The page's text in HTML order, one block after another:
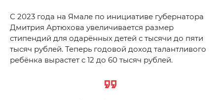
С 2023 года на Ямале по инициативе губернатора
Дмитрия Артюхова увеличивается размер
стипендий для одарённых детей с тысячи до пяти
тысяч рублей. Теперь годовой доход талантливого
ребёнка вырастет с 12 до 60 тысяч рублей.